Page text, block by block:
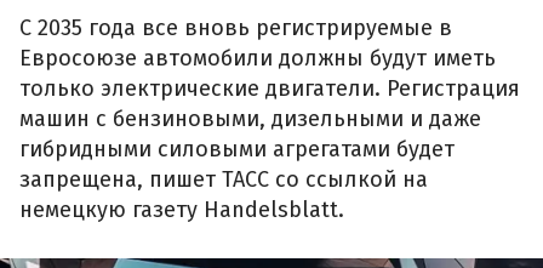
C 2035 года все вновь регистрируемые в
Евросоюзе автомобили должны будут иметь
только электрические двигатели. Регистрация
машин с бензиновыми, дизельными и даже
гибридными силовыми агрегатами будет
запрещена, пишет ТАСС со ссылкой на
немецкую газету Handelsblatt.